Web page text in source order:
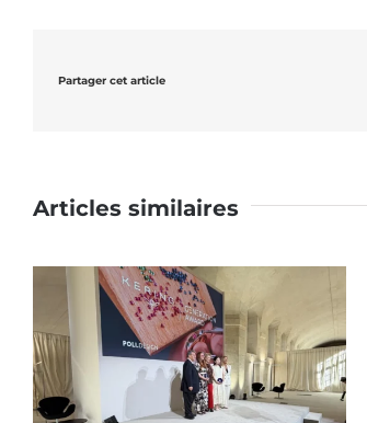
Partager cet article
Articles similaires